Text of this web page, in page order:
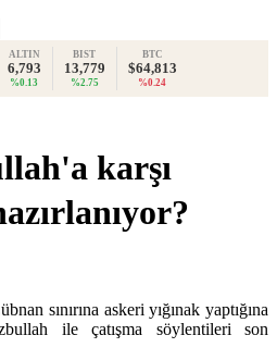
ALTIN
6,793
%0.13
BIST
13,779
%2.75
BTC
$64,813
%0.24
karşı
sınırına askeri yığınak yaptığına
ile çatışma söylentileri son